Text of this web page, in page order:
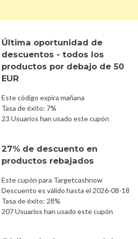
Última oportunidad de
descuentos - todos los
productos por debajo de 50
EUR
Este código expira mañana
Tasa de éxito: 7%
23 Usuarios han usado este cupón
27% de descuento en
productos rebajados
Este cupón para Targetcashnow
Descuento es válido hasta el 2026-08-18
Tasa de éxito: 28%
207 Usuarios han usado este cupón